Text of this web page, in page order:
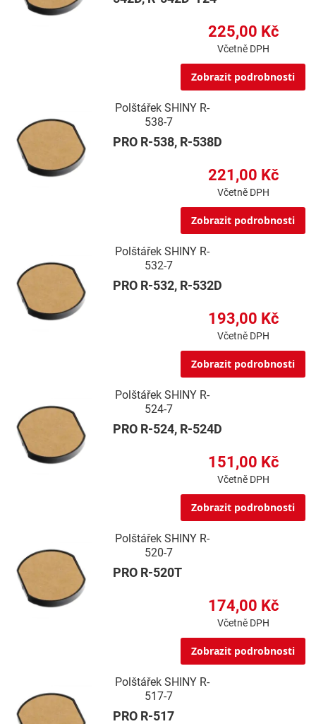
225,00 Kč
Včetně DPH
Zobrazit podrobnosti
Polštářek SHINY R-
538-7
PRO R-538, R-538D
221,00 Kč
Včetně DPH
Zobrazit podrobnosti
Polštářek SHINY R-
532-7
PRO R-532, R-532D
193,00 Kč
Včetně DPH
Zobrazit podrobnosti
Polštářek SHINY R-
524-7
PRO R-524, R-524D
151,00 Kč
Včetně DPH
Zobrazit podrobnosti
Polštářek SHINY R-
520-7
PRO R-520T
174,00 Kč
Včetně DPH
Zobrazit podrobnosti
Polštářek SHINY R-
517-7
PRO R-517